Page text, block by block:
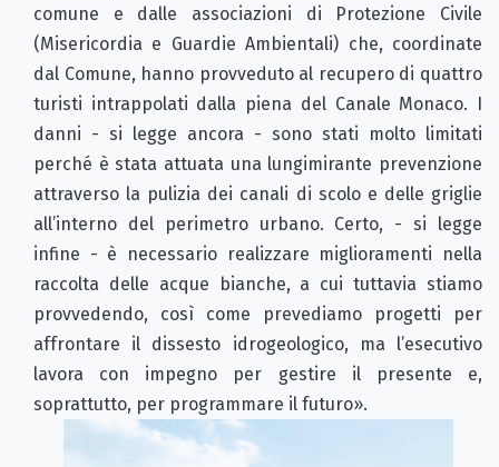
comune e dalle associazioni di Protezione Civile
(Misericordia e Guardie Ambientali) che, coordinate
dal Comune, hanno provveduto al recupero di quattro
turisti intrappolati dalla piena del Canale Monaco. I
danni - si legge ancora - sono stati molto limitati
perché è stata attuata una lungimirante prevenzione
attraverso la pulizia dei canali di scolo e delle griglie
all’interno del perimetro urbano. Certo, - si legge
infine - è necessario realizzare miglioramenti nella
raccolta delle acque bianche, a cui tuttavia stiamo
provvedendo, così come prevediamo progetti per
affrontare il dissesto idrogeologico, ma l’esecutivo
lavora con impegno per gestire il presente e,
soprattutto, per programmare il futuro».